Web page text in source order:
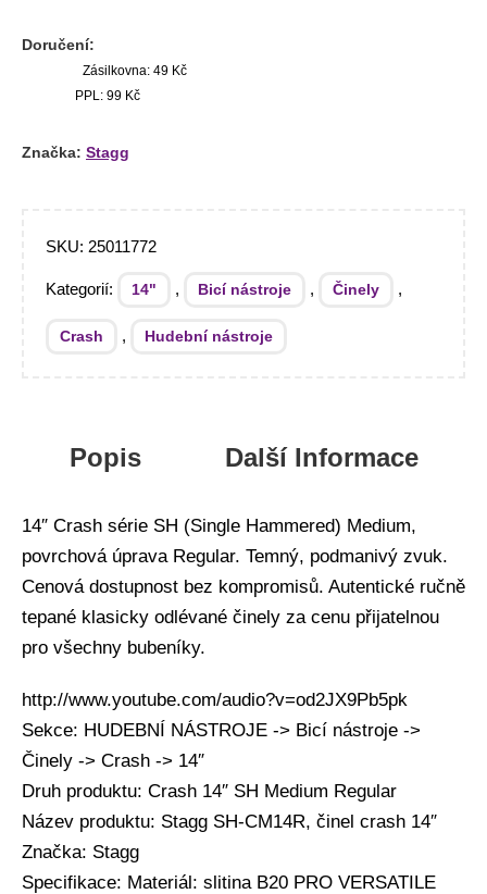
Doručení:
Zásilkovna: 49 Kč
PPL: 99 Kč
Značka: Stagg
SKU: 25011772
Kategorií: 14" , Bicí nástroje , Činely ,
Crash , Hudební nástroje
Popis Další Informace
14″ Crash série SH (Single Hammered) Medium,
povrchová úprava Regular. Temný, podmanivý zvuk.
Cenová dostupnost bez kompromisů. Autentické ručně
tepané klasicky odlévané činely za cenu přijatelnou
pro všechny bubeníky.
http://www.youtube.com/audio?v=od2JX9Pb5pk
Sekce: HUDEBNÍ NÁSTROJE -> Bicí nástroje ->
Činely -> Crash -> 14″
Druh produktu: Crash 14″ SH Medium Regular
Název produktu: Stagg SH-CM14R, činel crash 14″
Značka: Stagg
Specifikace: Materiál: slitina B20 PRO VERSATILE